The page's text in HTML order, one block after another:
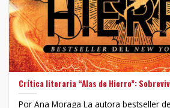
Crítica literaria “Alas de Hierro”:
Por Ana Moraga La autora bestseller